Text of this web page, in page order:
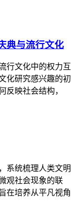
典与流行文化
行文化中的权力互
化研究感兴趣的初
反映社会结构，
系统梳理人类文明
观社会现象的联
在培养从平凡视角